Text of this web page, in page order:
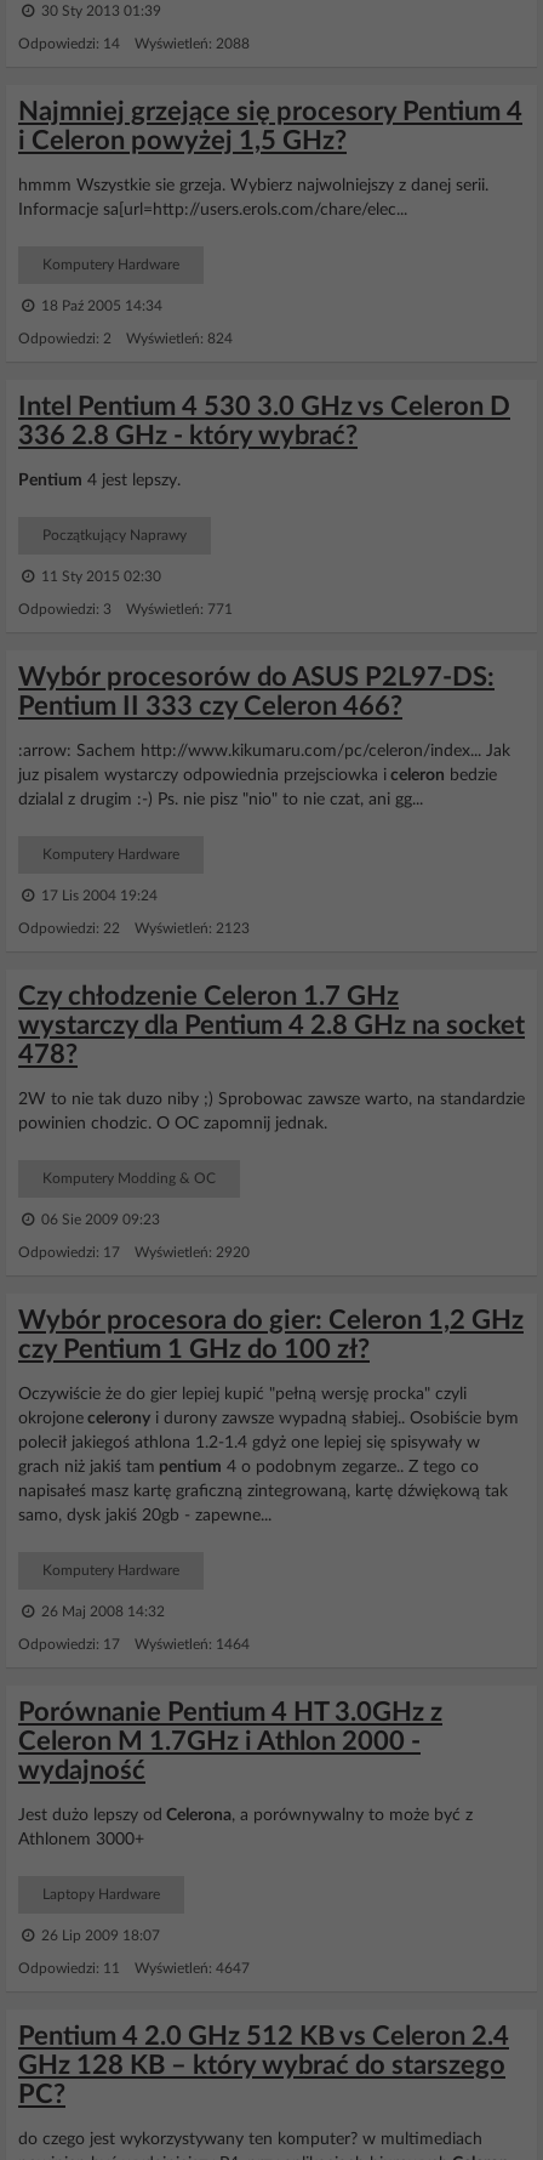
30 Sty 2013 01:39
Odpowiedzi: 14 Wyświetleń: 2088
Najmniej grzejące się procesory Pentium 4
i Celeron powyżej 1,5 GHz?
hmmm Wszystkie sie grzeja. Wybierz najwolniejszy z danej serii.
Informacje sa[url=http://users.erols.com/chare/elec...
Komputery Hardware
18 Paź 2005 14:34
Odpowiedzi: 2 Wyświetleń: 824
Intel Pentium 4 530 3.0 GHz vs Celeron D
336 2.8 GHz - który wybrać?
Pentium 4 jest lepszy.
Początkujący Naprawy
11 Sty 2015 02:30
Odpowiedzi: 3 Wyświetleń: 771
Wybór procesorów do ASUS P2L97-DS:
Pentium II 333 czy Celeron 466?
:arrow: Sachem http://www.kikumaru.com/pc/celeron/index... Jak
juz pisalem wystarczy odpowiednia przejsciowka i celeron bedzie
dzialal z drugim :-) Ps. nie pisz "nio" to nie czat, ani gg...
Komputery Hardware
17 Lis 2004 19:24
Odpowiedzi: 22 Wyświetleń: 2123
Czy chłodzenie Celeron 1.7 GHz
wystarczy dla Pentium 4 2.8 GHz na socket
478?
2W to nie tak duzo niby ;) Sprobowac zawsze warto, na standardzie
powinien chodzic. O OC zapomnij jednak.
Komputery Modding & OC
06 Sie 2009 09:23
Odpowiedzi: 17 Wyświetleń: 2920
Wybór procesora do gier: Celeron 1,2 GHz
czy Pentium 1 GHz do 100 zł?
Oczywiście że do gier lepiej kupić "pełną wersję procka" czyli
okrojone celerony i durony zawsze wypadną słabiej.. Osobiście bym
polecił jakiegoś athlona 1.2-1.4 gdyż one lepiej się spisywały w
grach niż jakiś tam pentium 4 o podobnym zegarze.. Z tego co
napisałeś masz kartę graficzną zintegrowaną, kartę dźwiękową tak
samo, dysk jakiś 20gb - zapewne...
Komputery Hardware
26 Maj 2008 14:32
Odpowiedzi: 17 Wyświetleń: 1464
Porównanie Pentium 4 HT 3.0GHz z
Celeron M 1.7GHz i Athlon 2000 -
wydajność
Jest dużo lepszy od Celerona, a porównywalny to może być z
Athlonem 3000+
Laptopy Hardware
26 Lip 2009 18:07
Odpowiedzi: 11 Wyświetleń: 4647
Pentium 4 2.0 GHz 512 KB vs Celeron 2.4
GHz 128 KB – który wybrać do starszego
PC?
do czego jest wykorzystywany ten komputer? w multimediach